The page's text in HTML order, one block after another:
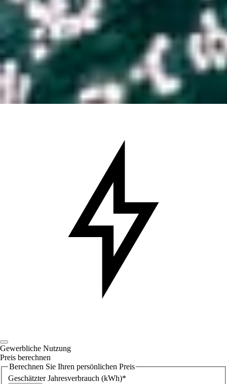
Gewerbliche Nutzung
Preis berechnen
Berechnen Sie Ihren persönlichen Preis
Geschätzter Jahresverbrauch (kWh)*